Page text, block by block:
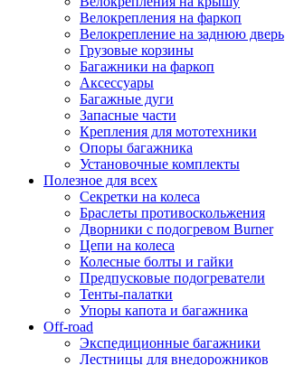
Велокрепления на фаркоп
Велокрепление на заднюю дверь
Грузовые корзины
Багажники на фаркоп
Аксессуары
Багажные дуги
Запасные части
Крепления для мототехники
Опоры багажника
Установочные комплекты
Полезное для всех
Секретки на колеса
Браслеты противоскольжения
Дворники с подогревом Burner
Цепи на колеса
Колесные болты и гайки
Предпусковые подогреватели
Тенты-палатки
Упоры капота и багажника
Off-road
Экспедиционные багажники
Лестницы для внедорожников